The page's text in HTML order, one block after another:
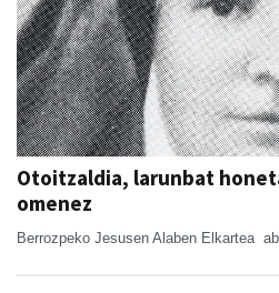
Otoitzaldia, larunbat
omenez
Berrozpeko Jesusen Alaben Elkartea